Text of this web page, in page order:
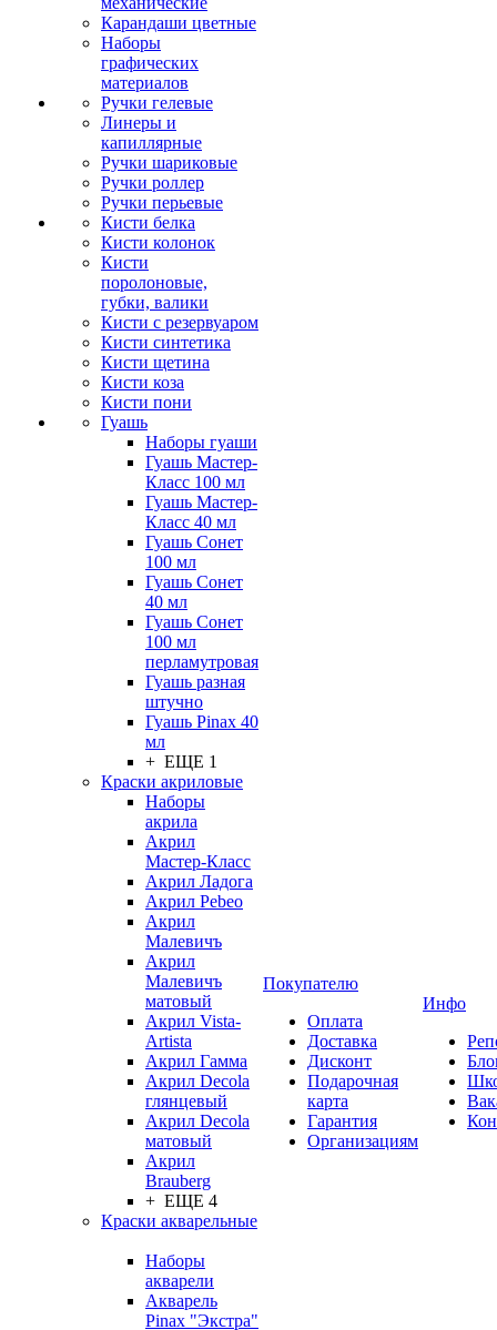
Карандаши цветные
Наборы
графических
материалов
Ручки гелевые
Линеры и
капиллярные
Ручки шариковые
Ручки роллер
Ручки перьевые
Кисти белка
Кисти колонок
Кисти
поролоновые,
губки, валики
Кисти с резервуаром
Кисти синтетика
Кисти щетина
Кисти коза
Кисти пони
Гуашь
Наборы гуаши
Гуашь Мастер-
Класс 100 мл
Гуашь Мастер-
Класс 40 мл
Гуашь Сонет
100 мл
Гуашь Сонет
40 мл
Гуашь Сонет
100 мл
перламутровая
Гуашь разная
штучно
Гуашь Pinax 40
мл
+ ЕЩЕ 1
Краски акриловые
Наборы
акрила
Акрил
Мастер-Класс
Акрил Ладога
Акрил Pebeo
Акрил
Малевичъ
Акрил
Малевичъ
матовый
Акрил Vista-
Artista
Акрил Гамма
Акрил Decola
глянцевый
Акрил Decola
матовый
Акрил
Brauberg
+ ЕЩЕ 4
Краски акварельные
Наборы
акварели
Акварель
Pinax "Экстра"
Покупателю
Оплата
Доставка
Дисконт
Подарочная
карта
Гарантия
Организациям
Инфо